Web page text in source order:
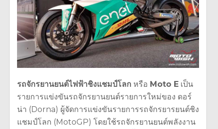
รถจักรยานยนต์ไฟฟ้าชิงแชมป์โลก หรือ Moto E เป็น
รายการแข่งขันรถจักรยานยนต์รายการใหม่ของ ดอร์
น่า (Dorna) ผู้จัดการแข่งขันรายการรถจักรยารยนต์ชิง
แชมป์โลก (MotoGP) โดยใช้รถจักรยานยนต์พลังงาน